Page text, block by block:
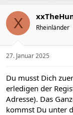
X Rheinländer
27. Januar 2025
Du musst Dich
erledigen der
Adresse). Das
kommst Du unter